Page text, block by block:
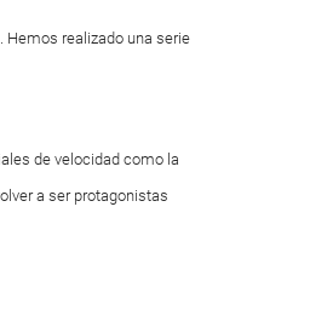
Hemos realizado una serie
de velocidad como la
a ser protagonistas